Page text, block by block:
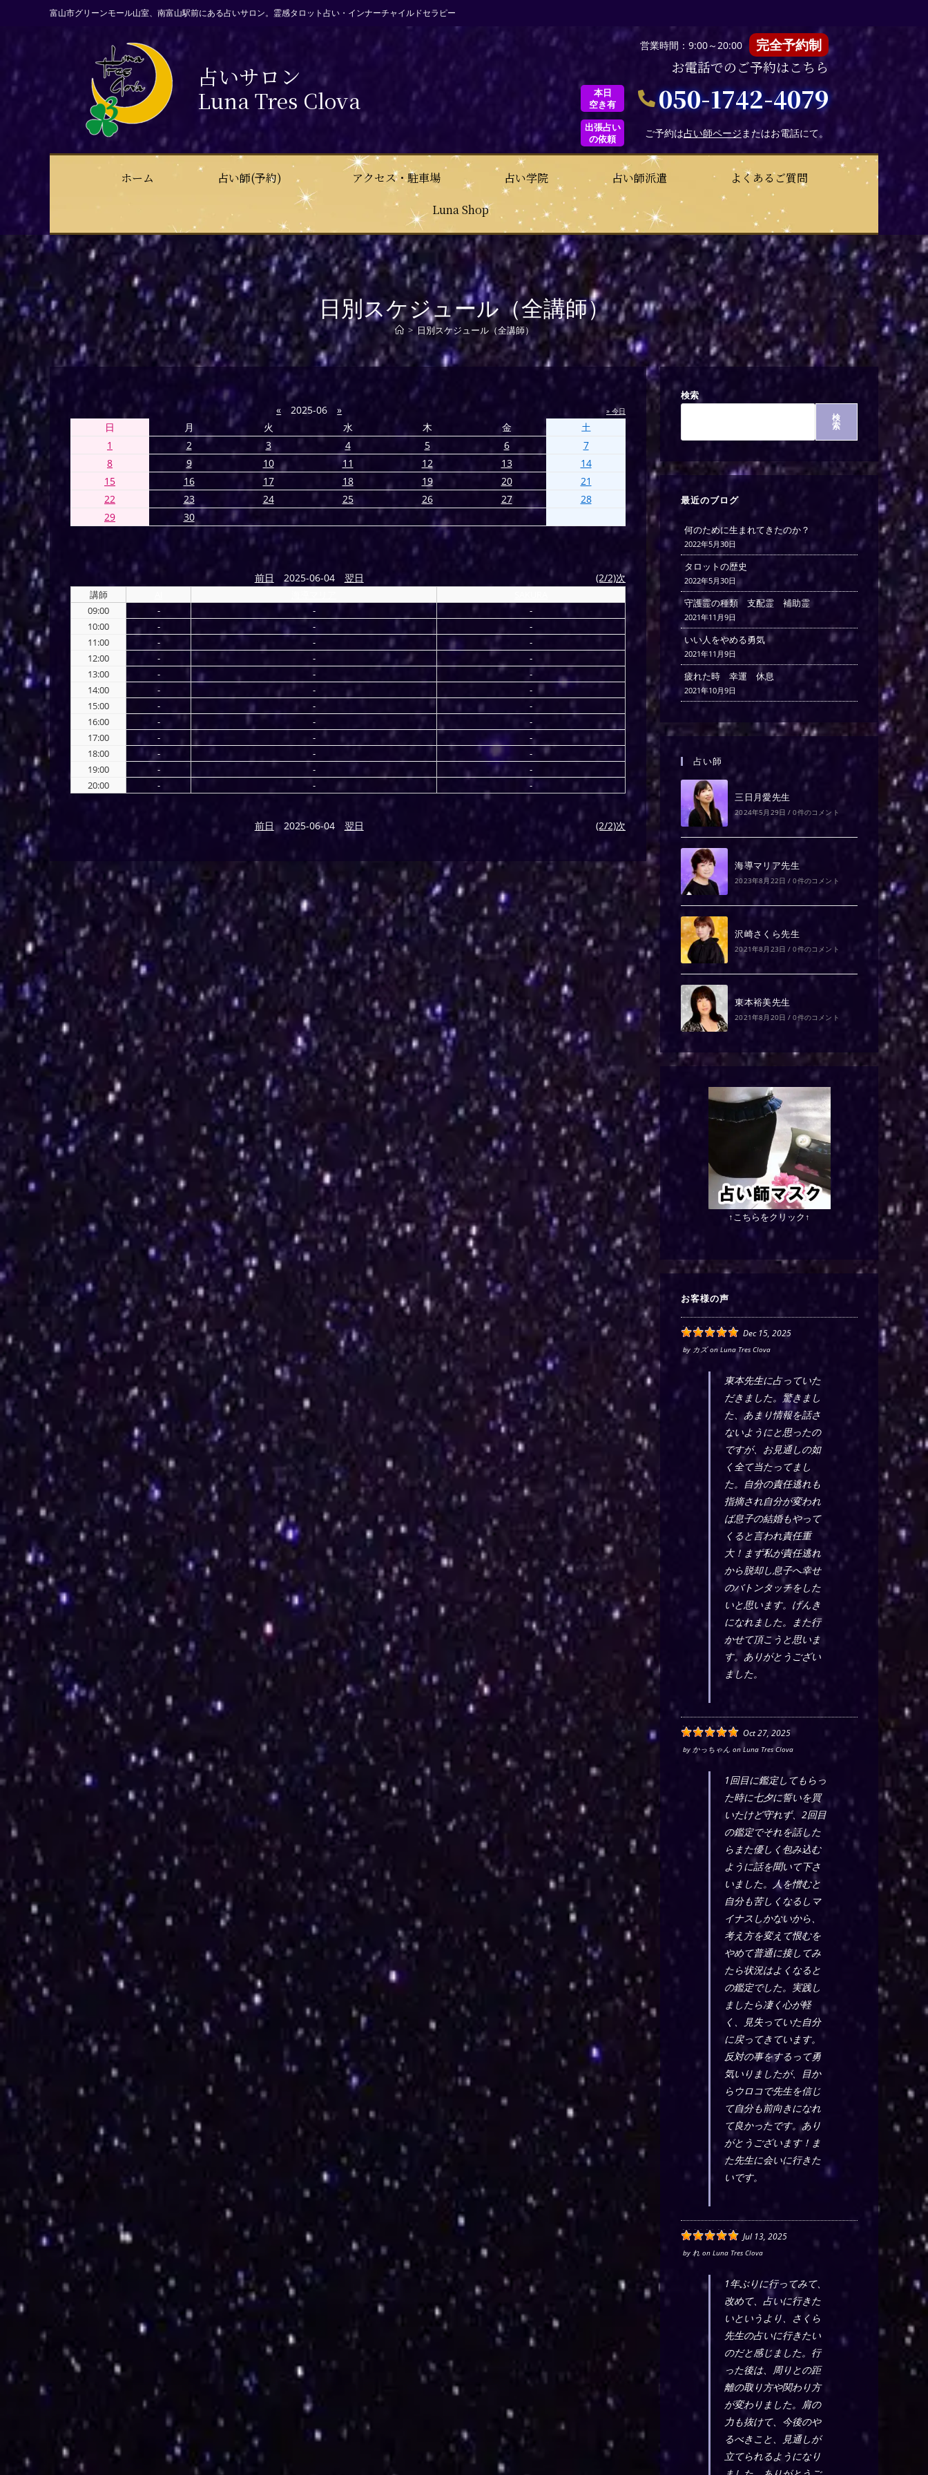
富山市グリーンモール山室、南富山駅前にある占いサロン。霊感タロット占い・インナーチャイルドセラピー
占いサロン
Luna Tres Clova
営業時間：9:00～20:00 完全予約制
お電話でのご予約はこちら
本日
空き有
050-1742-4079
出張占い
の依頼
ご予約は占い師ページまたはお電話にて。
ホーム 占い師(予約) アクセス・駐車場 占い学院 占い師派遣
よくあるご質問
Luna Shop
日別スケジュール（全講師）
> 日別スケジュール（全講師）
« 2025-06 » » 今日
日 月 火 水 木 金
土
1
2 3 4 5 6
7
8
9 10 11 12 13
14
15
16 17 18 19 20
21
22
23 24 25 26 27
28
29
30
前日 2025-06-04 翌日 (2/2)次
講師
09:00
- -
-
10:00
- -
-
11:00
- -
-
12:00
- -
-
13:00
- -
-
14:00
- -
-
15:00
- -
-
16:00
- -
-
17:00
- -
-
18:00
- -
-
19:00
- -
-
20:00
- - -
前日 2025-06-04 翌日 (2/2)次
検索
検
索
最近のブログ
何のために生まれてきたのか？
2022年5月30日
タロットの歴史
2022年5月30日
守護霊の種類 支配霊 補助霊
2021年11月9日
いい人をやめる勇気
2021年11月9日
疲れた時 幸運 休息
2021年10月9日
占い師
三日月愛先生
2024年5月29日 / 0件のコメント
海導マリア先生
2023年8月22日 / 0件のコメント
沢崎さくら先生
2021年8月23日 / 0件のコメント
東本裕美先生
2021年8月20日 / 0件のコメント
↑こちらをクリック↑
お客様の声
Dec 15, 2025
by カズon Luna Tres Clova
東本先生に占っていた
だきました。驚きまし
た、あまり情報を話さ
ないようにと思ったの
ですが、お見通しの如
く全て当たってまし
た。自分の責任逃れも
指摘され自分が変われ
ば息子の結婚もやって
くると言われ責任重
大！まず私が責任逃れ
から脱却し息子へ幸せ
のバトンタッチをした
いと思います。げんき
になれました。また行
かせて頂こうと思いま
す。ありがとうござい
ました。
Oct 27, 2025
by かっちゃん onLuna Tres Clova
1回目に鑑定してもらっ
た時に七夕に誓いを買
いたけど守れず、2回目
の鑑定でそれを話した
らまた優しく包み込む
ように話を聞いて下さ
いました。人を憎むと
自分も苦しくなるしマ
イナスしかないから、
考え方を変えて恨むを
やめて普通に接してみ
たら状況はよくなると
の鑑定でした。実践し
ましたら凄く心が軽
く、見失っていた自分
に戻ってきています。
反対の事をするって勇
気いりましたが、目か
らウロコで先生を信じ
て自分も前向きになれ
て良かったです。あり
がとうございます！ま
た先生に会いに行きた
いです。
Jul 13, 2025
by れ on Luna Tres Clova
1年ぶりに行ってみて、
改めて、占いに行きた
いというより、さくら
先生の占いに行きたい
のだと感じました。行
った後は、周りとの距
離の取り方や関わり方
が変わりました。肩の
力も抜けて、今後のや
るべきこと、見通しが
立てられるようになり